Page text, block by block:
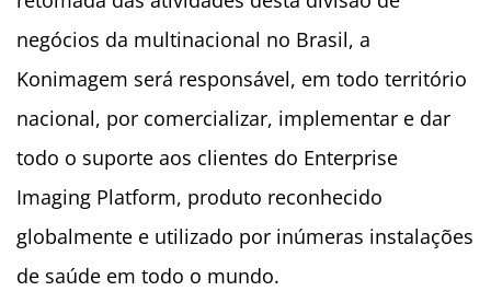
negócios da multinacional no Brasil, a
Konimagem será responsável, em todo território
nacional, por comercializar, implementar e dar
todo o suporte aos clientes do Enterprise
Imaging Platform, produto reconhecido
globalmente e utilizado por inúmeras instalações
de saúde em todo o mundo.